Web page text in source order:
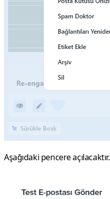
Aşağıdaki pencere açılacaktır.